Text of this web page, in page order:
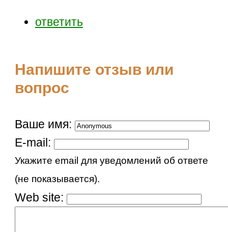
ответить
Напишите отзыв или
вопрос
Ваше имя:
E-mail:
Укажите email для уведомлений об ответе
(не показывается).
Web site: